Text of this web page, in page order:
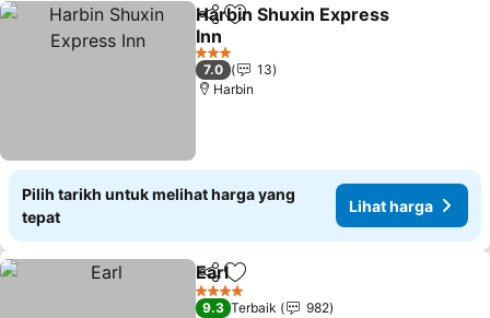
KongsiTambah ke favorit
Harbin Shuxin Express
Inn
3 Bintang
7.0
13
Harbin
Pilih tarikh untuk melihat harga yang
tepat
Lihat harga
KongsiTambah ke favorit
Earl
4 Bintang
9.3 Terbaik
982